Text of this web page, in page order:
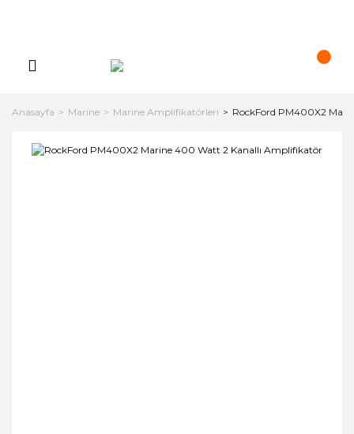
Anasayfa Marine Marine Amplifikatörleri RockFord PM400X2